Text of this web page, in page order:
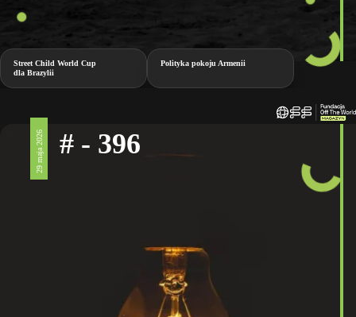
Street Child World Cup
dla Brazylii
Polityka pokoju Armenii
29 maja 2026 # - 396